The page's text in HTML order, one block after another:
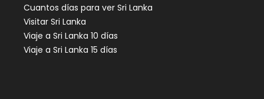
Cuantos días para ver Sri Lanka
Visitar Sri Lanka
Viaje a Sri Lanka 10 días
Viaje a Sri Lanka 15 días